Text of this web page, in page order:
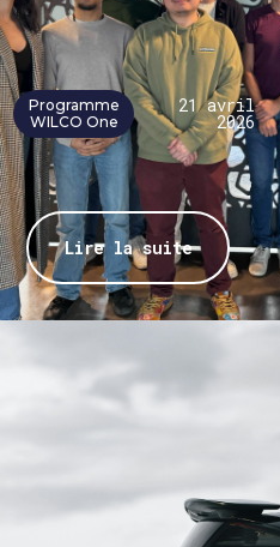
Programme
WILCO One
21 avril
2026
Lire la suite